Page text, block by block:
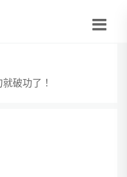
破功了！